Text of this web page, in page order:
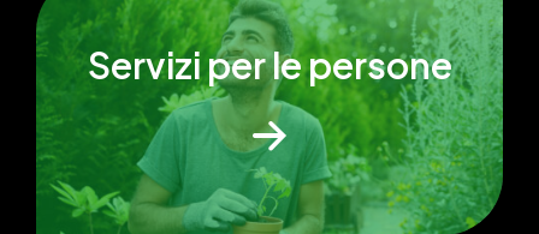
Servizi per le persone